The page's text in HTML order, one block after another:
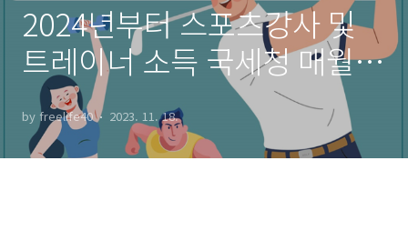
2024년부터 스포츠강사 및
트레이너 소득 국세청 매월
수집 정리
by freelife40 2023. 11. 18.